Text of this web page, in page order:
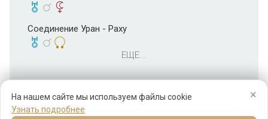
×
На нашем сайте мы используем файлы cookie
Узнать подробнее
Соединение Уран - Раху
ЕЩЕ...